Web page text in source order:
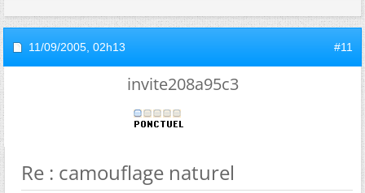
11/09/2005, 02h13 #11
invite208a95c3
Re : camouflage naturel